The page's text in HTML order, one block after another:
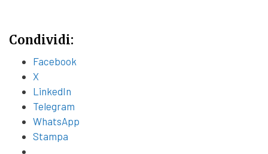
Condividi:
Facebook
X
LinkedIn
Telegram
WhatsApp
Stampa